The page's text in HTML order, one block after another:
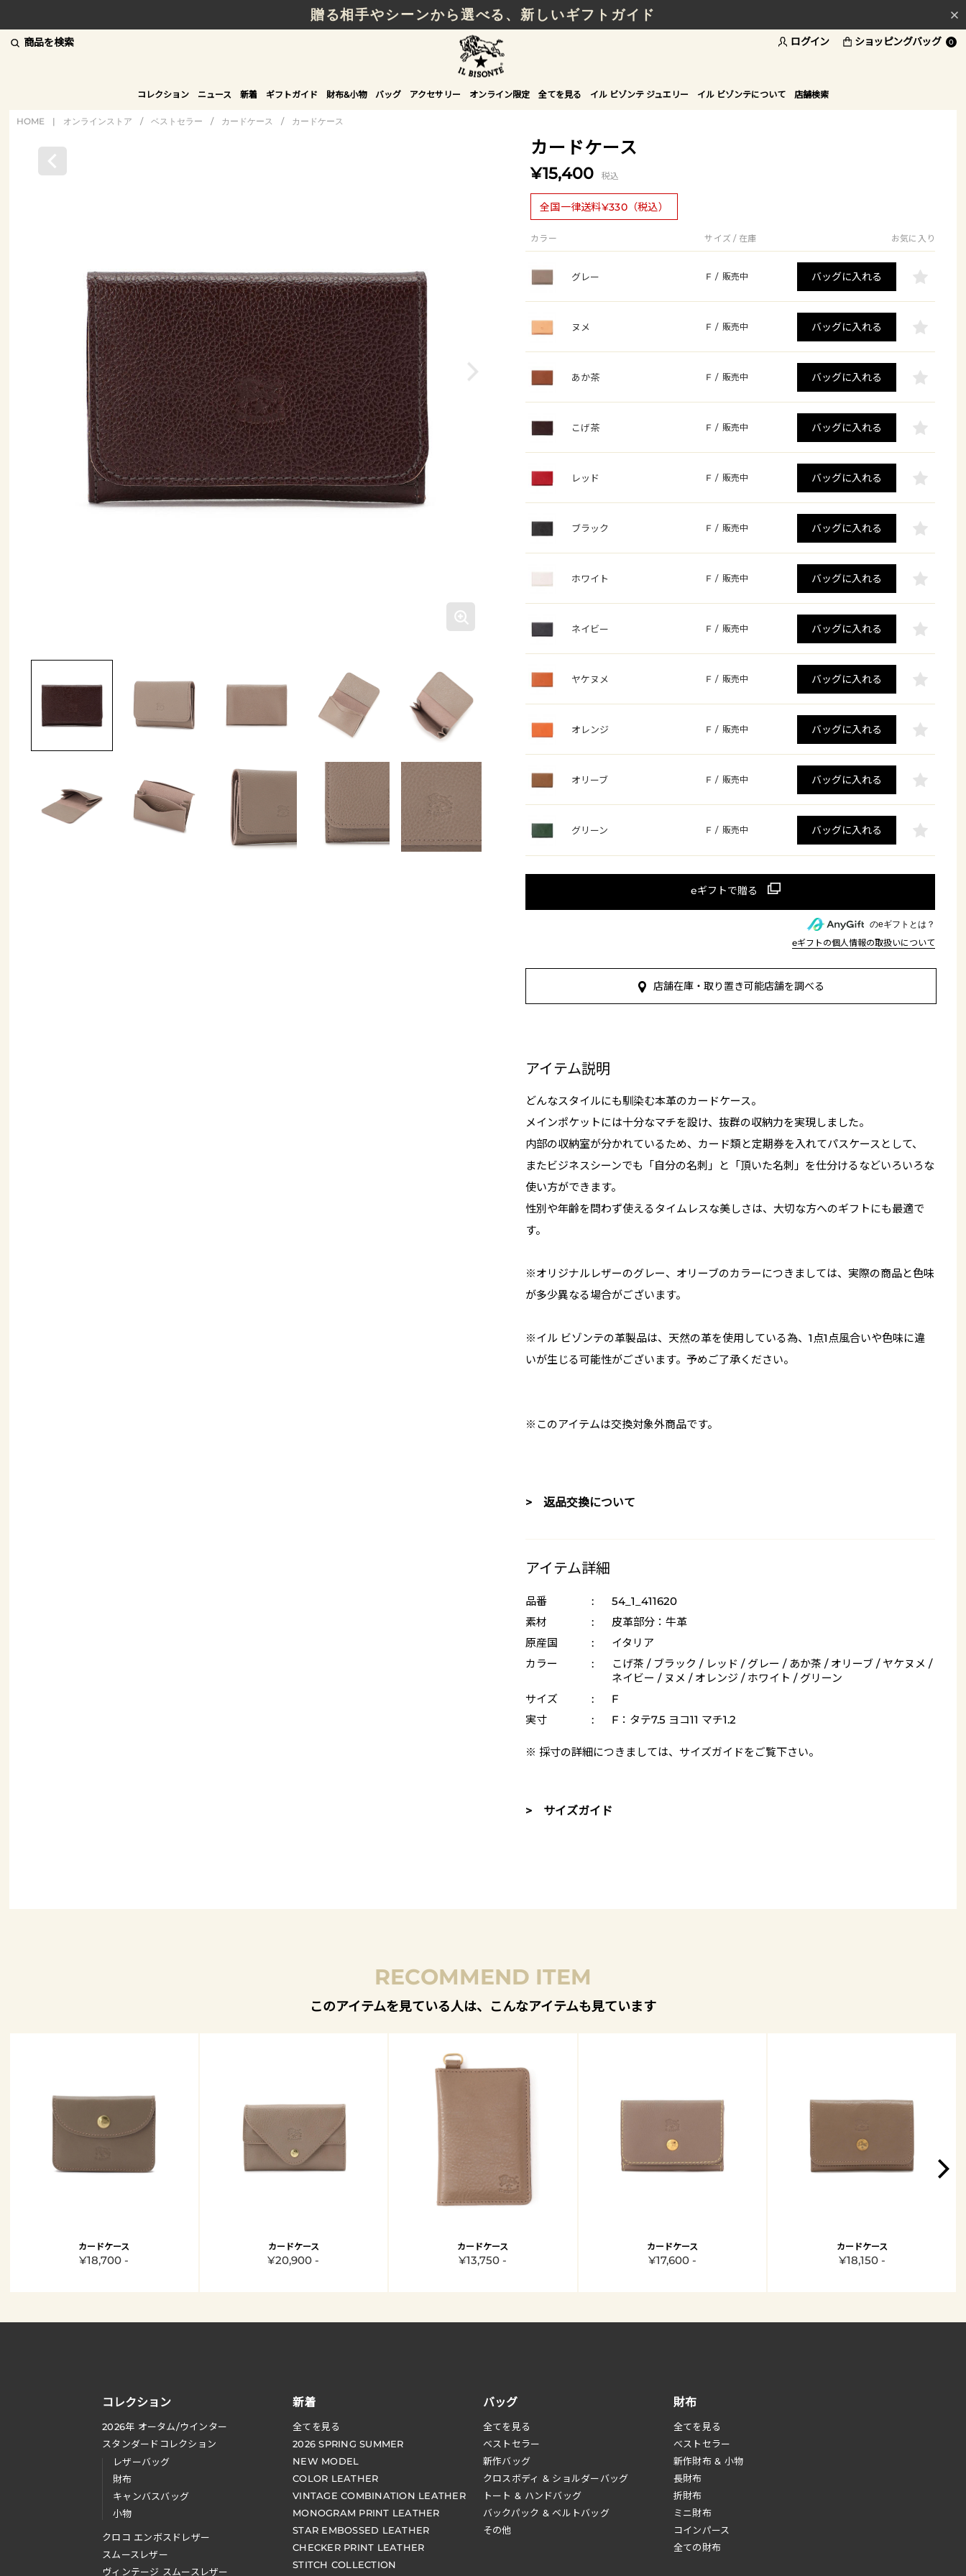
贈る相手やシーンから選べる、新しいギフトガイド
商品を検索 ログイン ショッピングバッグ 0
コレクション ニュース 新着 ギフトガイド 財布&小物 バッグ アクセサリー オンライン限定 全てを見る イル ビゾンテ ジュエリー イル ビゾンテについて 店舗検索
HOME | オンラインストア / ベストセラー / カードケース / カードケース
カードケース
¥15,400 税込
全国一律送料¥330（税込）
カラー サイズ / 在庫 お気に入り
グレー F / 販売中 バッグに入れる
ヌメ F / 販売中 バッグに入れる
あか茶 F / 販売中 バッグに入れる
こげ茶 F / 販売中 バッグに入れる
レッド F / 販売中 バッグに入れる
ブラック F / 販売中 バッグに入れる
ホワイト F / 販売中 バッグに入れる
ネイビー F / 販売中 バッグに入れる
ヤケヌメ F / 販売中 バッグに入れる
オレンジ F / 販売中 バッグに入れる
オリーブ F / 販売中 バッグに入れる
グリーン F / 販売中 バッグに入れる
のeギフトとは？
eギフトの個人情報の取扱いについて
店舗在庫・取り置き可能店舗を調べる
アイテム説明
どんなスタイルにも馴染む本革のカードケース。
メインポケットには十分なマチを設け、抜群の収納力を実現しました。
内部の収納室が分かれているため、カード類と定期券を入れてパスケースとして、
またビジネスシーンでも「自分の名刺」と「頂いた名刺」を仕分けるなどいろいろな
使い方ができます。
性別や年齢を問わず使えるタイムレスな美しさは、大切な方へのギフトにも最適で
す。
※オリジナルレザーのグレー、オリーブのカラーにつきましては、実際の商品と色味
が多少異なる場合がございます。
※イル ビゾンテの革製品は、天然の革を使用している為、1点1点風合いや色味に違
いが生じる可能性がございます。予めご了承ください。
※このアイテムは交換対象外商品です。
> 返品交換について
アイテム詳細
品番 :
54_1_411620
素材
:
皮革部分：牛革
原産国
:
イタリア
カラー
:
こげ茶 / ブラック / レッド / グレー / あか茶 / オリーブ / ヤケヌメ /
ネイビー / ヌメ / オレンジ / ホワイト / グリーン
サイズ
:
F
実寸
: F：タテ7.5 ヨコ11 マチ1.2
※ 採寸の詳細につきましては、 サイズガイドをご覧下さい。
> サイズガイド
RECOMMEND ITEM
このアイテムを見ている人は、こんなアイテムも見ています
カードケース
¥18,700 -
カードケース
¥20,900 -
カードケース
¥13,750 -
カードケース
¥17,600 -
カードケース
¥18,150 -
コレクション
2026年 オータム/ウインター
スタンダードコレクション
レザーバッグ
財布
キャンバスバッグ
小物
クロコ エンボスドレザー
スムースレザー
ヴィンテージ スムースレザー
新着
全てを見る
2026 SPRING SUMMER
NEW MODEL
COLOR LEATHER
VINTAGE COMBINATION LEATHER
MONOGRAM PRINT LEATHER
STAR EMBOSSED LEATHER
CHECKER PRINT LEATHER
STITCH COLLECTION
財布
全てを見る
べストセラー
新作財布 & 小物
長財布
折財布
ミニ財布
コインパース
全ての財布
バッグ
全てを見る
ベストセラー
新作バッグ
クロスボディ & ショルダーバッグ
トート & ハンドバッグ
バックパック & ベルトバッグ
その他